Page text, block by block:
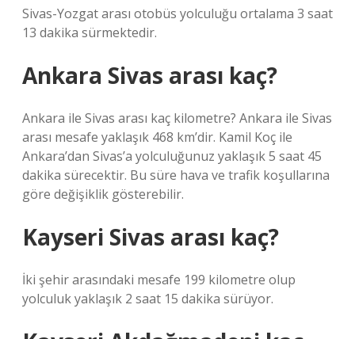
Sivas-Yozgat arası otobüs yolculuğu ortalama 3 saat
13 dakika sürmektedir.
Ankara Sivas arası kaç?
Ankara ile Sivas arası kaç kilometre? Ankara ile Sivas
arası mesafe yaklaşık 468 km’dir. Kamil Koç ile
Ankara’dan Sivas’a yolculuğunuz yaklaşık 5 saat 45
dakika sürecektir. Bu süre hava ve trafik koşullarına
göre değişiklik gösterebilir.
Kayseri Sivas arası kaç?
İki şehir arasındaki mesafe 199 kilometre olup
yolculuk yaklaşık 2 saat 15 dakika sürüyor.